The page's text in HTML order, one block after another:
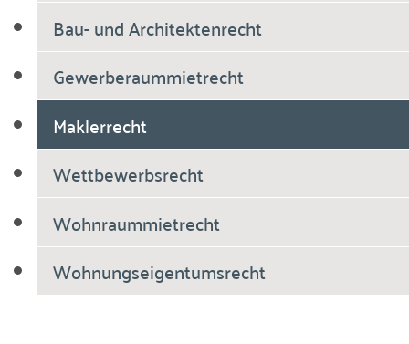
Bau- und Architektenrecht
Gewerberaummietrecht
Maklerrecht
Wettbewerbsrecht
Wohnraummietrecht
Wohnungseigentumsrecht